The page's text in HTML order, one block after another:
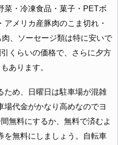
菜・冷凍食品・菓子・PETボ
アメリカ産豚肉のこま切れ・
、ソーセージ類は特に安いで
くらいの価格で、さらに夕方
あります。
ため、日曜日は駐車場が混雑
場代金がかなり高めなのでヨ
無料にするか、無料で済むよ
を無料にしましょう。自転車